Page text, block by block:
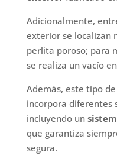
Adicionalmente,
exterior se localizan
perlita poroso; para
se realiza un vacío
Además, este tipo
incorpora diferentes
incluyendo un
que garantiza
segura.